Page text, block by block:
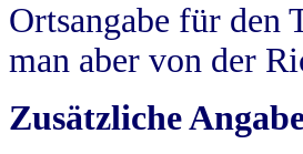
Ortsangabe für den
man aber von der
Zusätzliche